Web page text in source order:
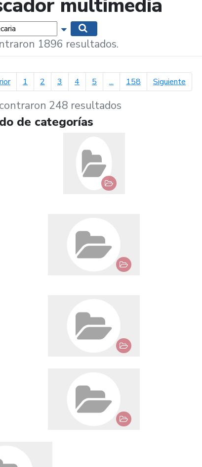
multimedia
Mostrar opciones de búsqueda
1896 resultados.
página anterior
1 2 3 4 5 ... 158 Siguiente
248 resultados
de categorías